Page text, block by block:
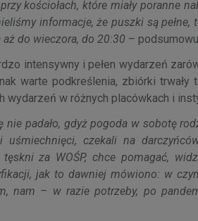
kościołach, które miały poranne
informacje, że puszki są
aż do wieczora, do 20:30 –
intensywny i pełen wydarzeń
warte podkreślenia, zbiórki
wydarzeń w różnych placówkach i
nie padało, gdyż pogoda w sobotę
czekali na
tęskni za WOŚP, chce pomagać,
jak to dawniej mówiono: w
nam – w razie potrzeby, po